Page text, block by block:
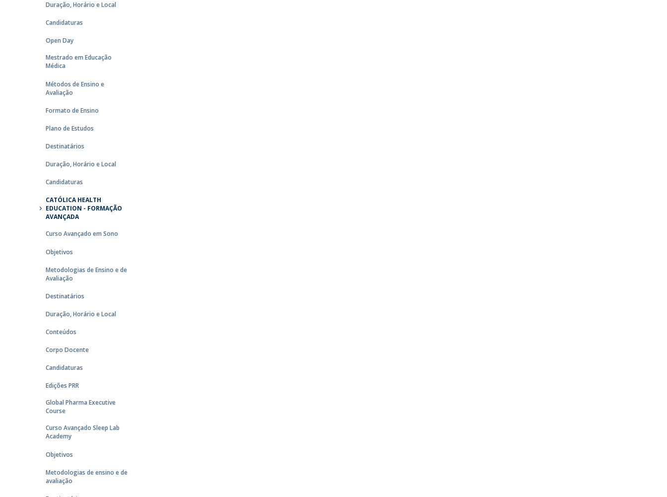
Duração, Horário e Local
Candidaturas
Open Day
Mestrado em Educação
Médica
Métodos de Ensino e
Avaliação
Formato de Ensino
Plano de Estudos
Destinatários
Duração, Horário e Local
Candidaturas
CATÓLICA HEALTH
EDUCATION - FORMAÇÃO
AVANÇADA
Curso Avançado em Sono
Objetivos
Metodologias de Ensino e de
Avaliação
Destinatários
Duração, Horário e Local
Conteúdos
Corpo Docente
Candidaturas
Edições PRR
Global Pharma Executive
Course
Curso Avançado Sleep Lab
Academy
Objetivos
Metodologias de ensino e de
avaliação